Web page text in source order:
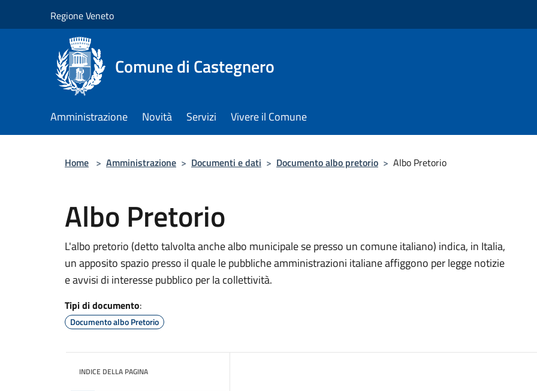
Regione Veneto
Comune di Castegnero
Amministrazione Novità Servizi Vivere il Comune
Home > Amministrazione > Documenti e dati > Documento albo pretorio > Albo Pretorio
Albo Pretorio
L'albo pretorio (detto talvolta anche albo municipale se presso un comune italiano) indica, in Italia,
un apposito spazio presso il quale le pubbliche amministrazioni italiane affiggono per legge notizie
e avvisi di interesse pubblico per la collettività.
Tipi di documento:
Documento albo Pretorio
INDICE DELLA PAGINA